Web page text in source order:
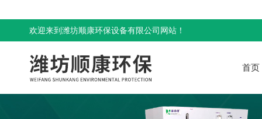
欢迎来到潍坊顺康环保设备有限公司网站！
首页